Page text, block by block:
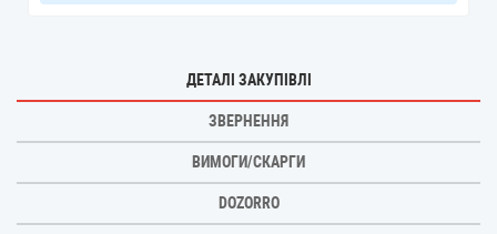
ДЕТАЛІ ЗАКУПІВЛІ
ЗВЕРНЕННЯ
ВИМОГИ/СКАРГИ
DOZORRO